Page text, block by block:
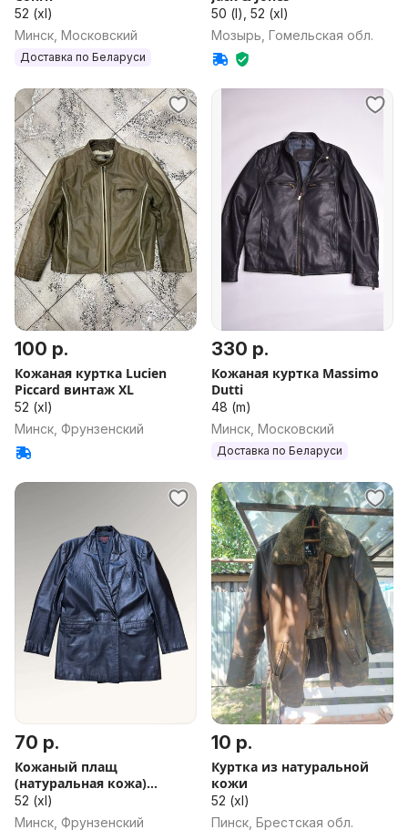
52 (xl)
Минск, Московский
Доставка по Беларуси
50 (l), 52 (xl)
Мозырь, Гомельская обл.
100 р.
Кожаная куртка Lucien
Piccard винтаж XL
52 (xl)
Минск, Фрунзенский
330 р.
Кожаная куртка Massimo
Dutti
48 (m)
Минск, Московский
Доставка по Беларуси
70 р.
Кожаный плащ
(натуральная кожа)
(кожаная куртка)
52 (xl)
Минск, Фрунзенский
10 р.
Куртка из натуральной
кожи
52 (xl)
Пинск, Брестская обл.